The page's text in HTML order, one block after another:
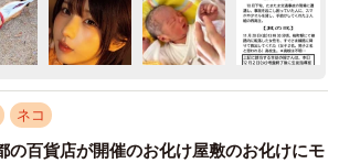
ネコ
の百貨店が開催のお化け屋敷のお化けにモ